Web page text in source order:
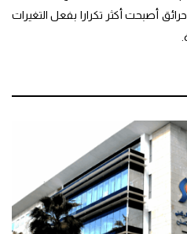
أصبحت أكثر تكرارا بفعل التغيرات